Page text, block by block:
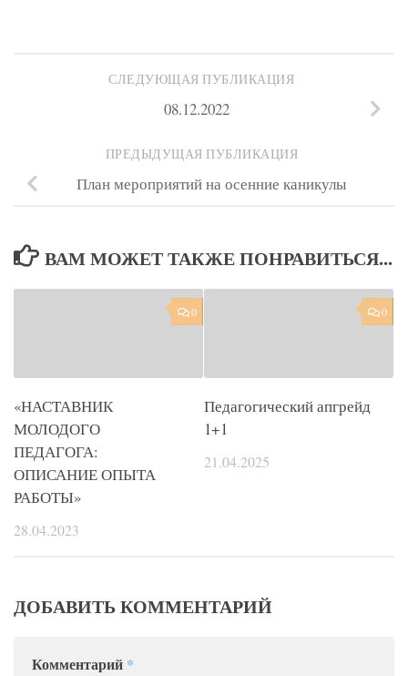
СЛЕДУЮЩАЯ ПУБЛИКАЦИЯ
08.12.2022
ПРЕДЫДУЩАЯ ПУБЛИКАЦИЯ
План мероприятий на осенние каникулы
ВАМ МОЖЕТ ТАКЖЕ ПОНРАВИТЬСЯ...
0
«НАСТАВНИК
МОЛОДОГО
ПЕДАГОГА:
ОПИСАНИЕ ОПЫТА
РАБОТЫ»
28.04.2023
0
Педагогический апгрейд
1+1
21.04.2025
ДОБАВИТЬ КОММЕНТАРИЙ
Комментарий *